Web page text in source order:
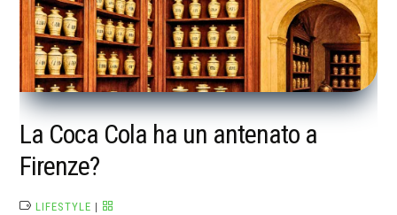
La Coca Cola ha un antenato a
Firenze?
LIFESTYLE |